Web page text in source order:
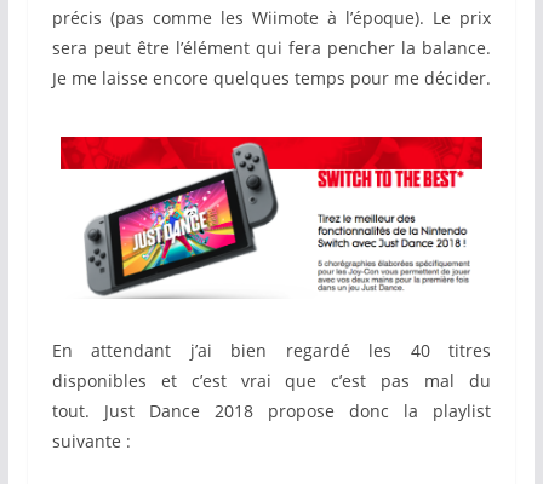
précis (pas comme les Wiimote à l’époque). Le prix
sera peut être l’élément qui fera pencher la balance.
Je me laisse encore quelques temps pour me décider.
En attendant j’ai bien regardé les 40 titres
disponibles et c’est vrai que c’est pas mal du
tout. Just Dance 2018 propose donc la playlist
suivante :